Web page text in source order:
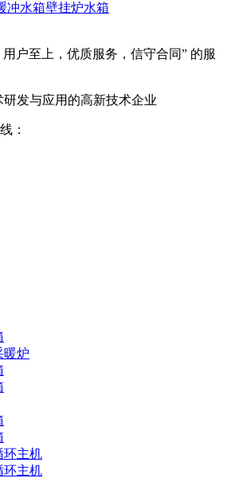
冲水箱壁挂炉水箱
户至上，优质服务，信守合同” 的服
发与应用的高新技术企业
：
暖炉
环主机
环主机